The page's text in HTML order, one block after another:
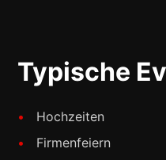
Typische
Hochzeiten
Firmenfeiern